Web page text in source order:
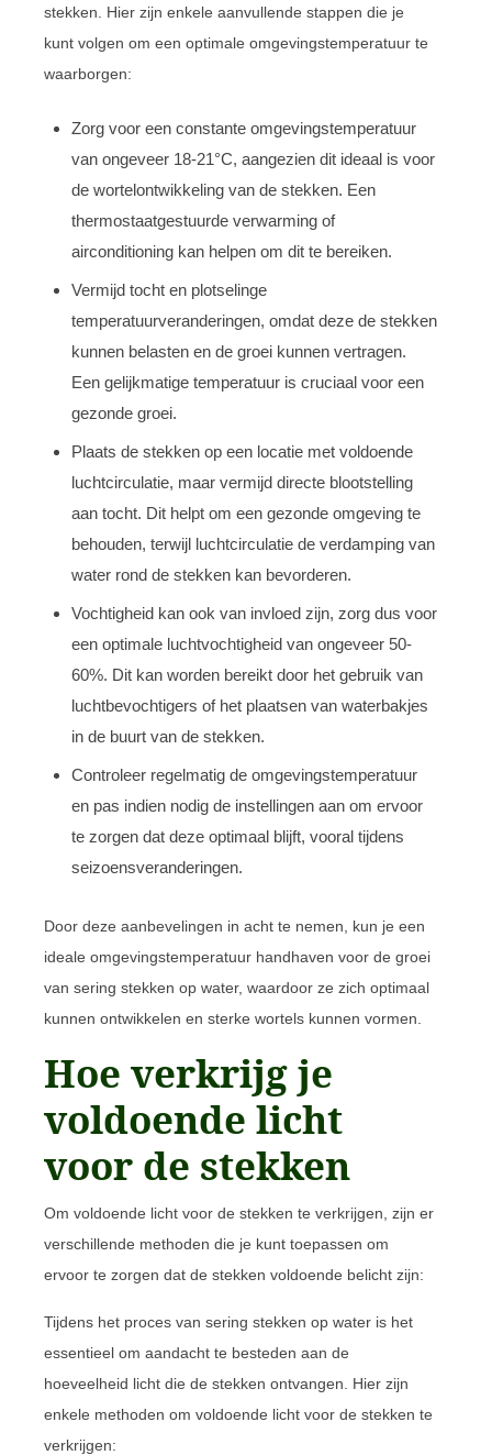
stekken. Hier zijn enkele aanvullende stappen die je
kunt volgen om een optimale omgevingstemperatuur te
waarborgen:
Zorg voor een constante omgevingstemperatuur
van ongeveer 18-21°C, aangezien dit ideaal is voor
de wortelontwikkeling van de stekken. Een
thermostaatgestuurde verwarming of
airconditioning kan helpen om dit te bereiken.
Vermijd tocht en plotselinge
temperatuurveranderingen, omdat deze de stekken
kunnen belasten en de groei kunnen vertragen.
Een gelijkmatige temperatuur is cruciaal voor een
gezonde groei.
Plaats de stekken op een locatie met voldoende
luchtcirculatie, maar vermijd directe blootstelling
aan tocht. Dit helpt om een gezonde omgeving te
behouden, terwijl luchtcirculatie de verdamping van
water rond de stekken kan bevorderen.
Vochtigheid kan ook van invloed zijn, zorg dus voor
een optimale luchtvochtigheid van ongeveer 50-
60%. Dit kan worden bereikt door het gebruik van
luchtbevochtigers of het plaatsen van waterbakjes
in de buurt van de stekken.
Controleer regelmatig de omgevingstemperatuur
en pas indien nodig de instellingen aan om ervoor
te zorgen dat deze optimaal blijft, vooral tijdens
seizoensveranderingen.
Door deze aanbevelingen in acht te nemen, kun je een
ideale omgevingstemperatuur handhaven voor de groei
van sering stekken op water, waardoor ze zich optimaal
kunnen ontwikkelen en sterke wortels kunnen vormen.
Hoe verkrijg je
voldoende licht
voor de stekken
Om voldoende licht voor de stekken te verkrijgen, zijn er
verschillende methoden die je kunt toepassen om
ervoor te zorgen dat de stekken voldoende belicht zijn:
Tijdens het proces van sering stekken op water is het
essentieel om aandacht te besteden aan de
hoeveelheid licht die de stekken ontvangen. Hier zijn
enkele methoden om voldoende licht voor de stekken te
verkrijgen: